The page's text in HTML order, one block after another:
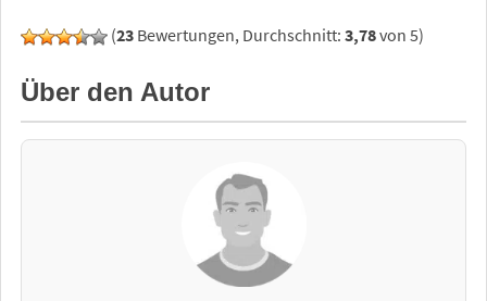
(23 Bewertungen, Durchschnitt: 3,78von 5)
Über den Autor